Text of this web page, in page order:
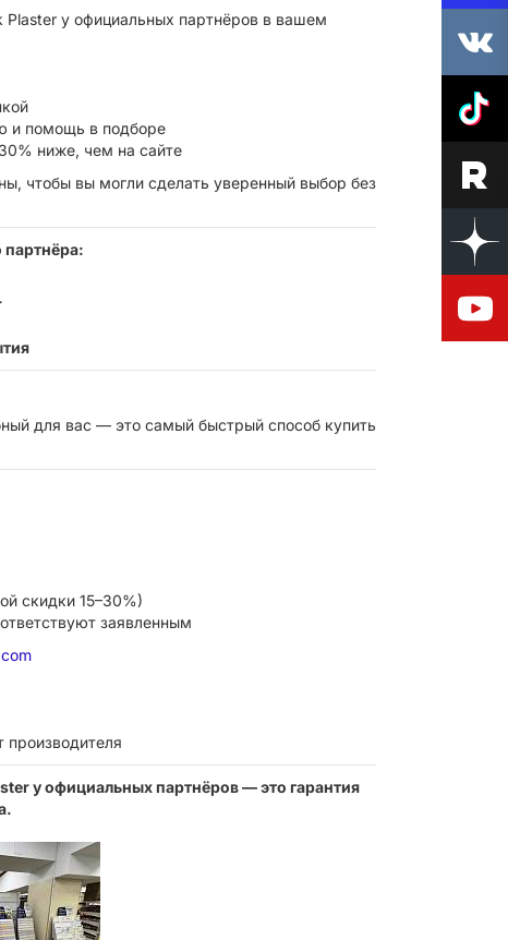
у официальных партнёров в вашем
и помощь в подборе
ниже, чем на сайте
чтобы вы могли сделать уверенный выбор без
партнёра:
для вас — это самый быстрый способ купить
скидки 15–30%)
заявленным
производителя
у официальных партнёров — это гарантия